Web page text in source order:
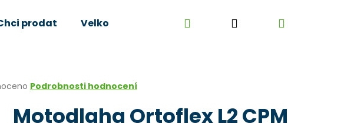
prodat Velkoobchod Kontakt Kariéra
Přihlášení
Podrobnosti hodnocení
Motodlaha Ortoflex L2 CPM
HLEDAT